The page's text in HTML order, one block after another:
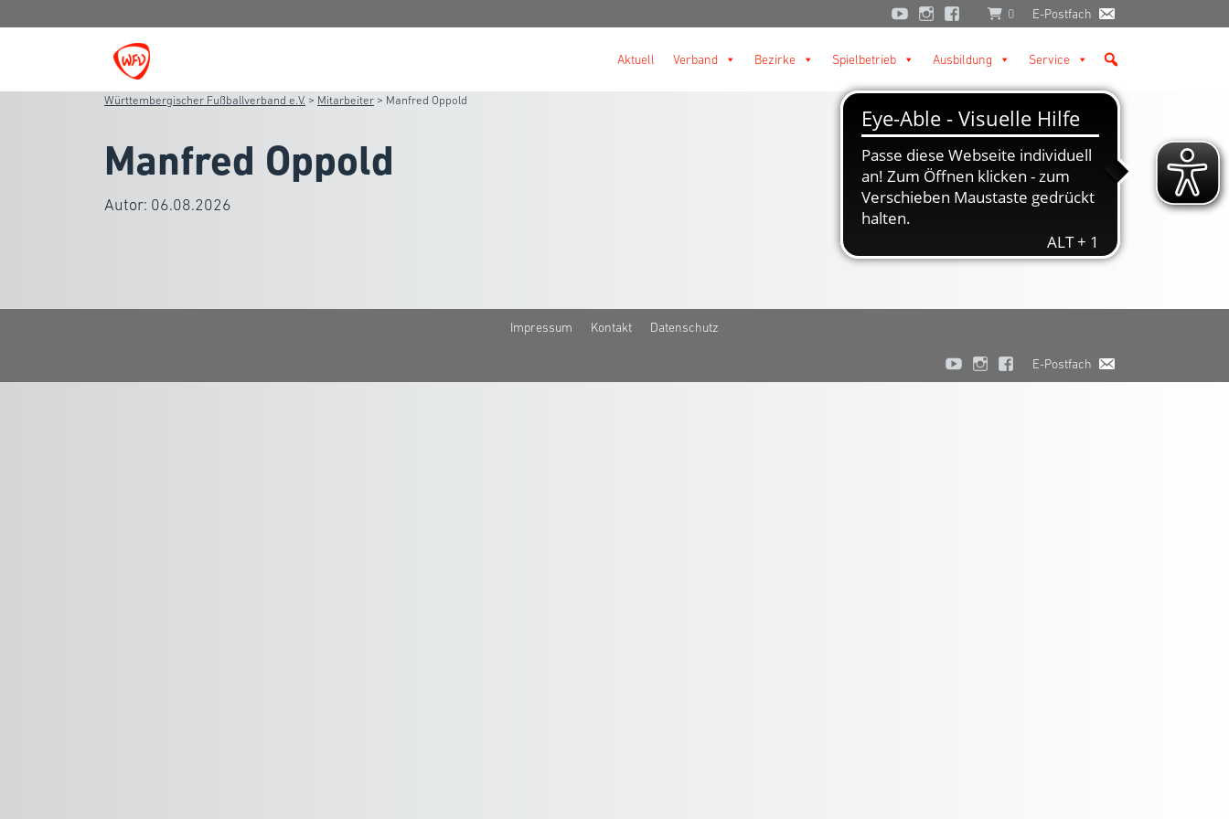
0 E-Postfach
Aktuell Verband Bezirke Spielbetrieb Ausbildung Service
Württembergischer Fußballverband e.V. > Mitarbeiter > Manfred Oppold
Manfred Oppold
Autor: 06.08.2026
Impressum Kontakt Datenschutz
E-Postfach